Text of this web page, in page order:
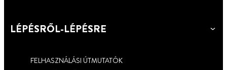
LÉPÉSRŐL-LÉPÉSRE
FELHASZNÁLÁSI ÚTMUTATÓK